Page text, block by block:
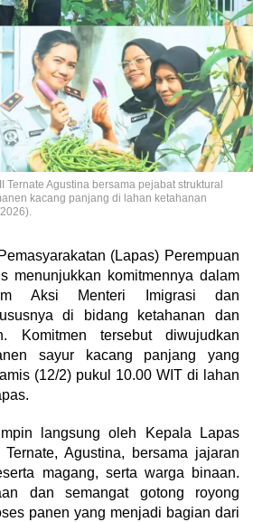
Ternate Agustina bersama pejabat struktural
kacang panjang di lahan ketahanan
(Lapas) Perempuan
menunjukkan komitmennya dalam
Aksi Menteri Imigrasi dan
di bidang ketahanan dan
Komitmen tersebut diwujudkan
sayur kacang panjang yang
(12/2) pukul 10.00 WIT di lahan
langsung oleh Kepala Lapas
Agustina, bersama jajaran
magang, serta warga binaan.
dan semangat gotong royong
panen yang menjadi bagian dari